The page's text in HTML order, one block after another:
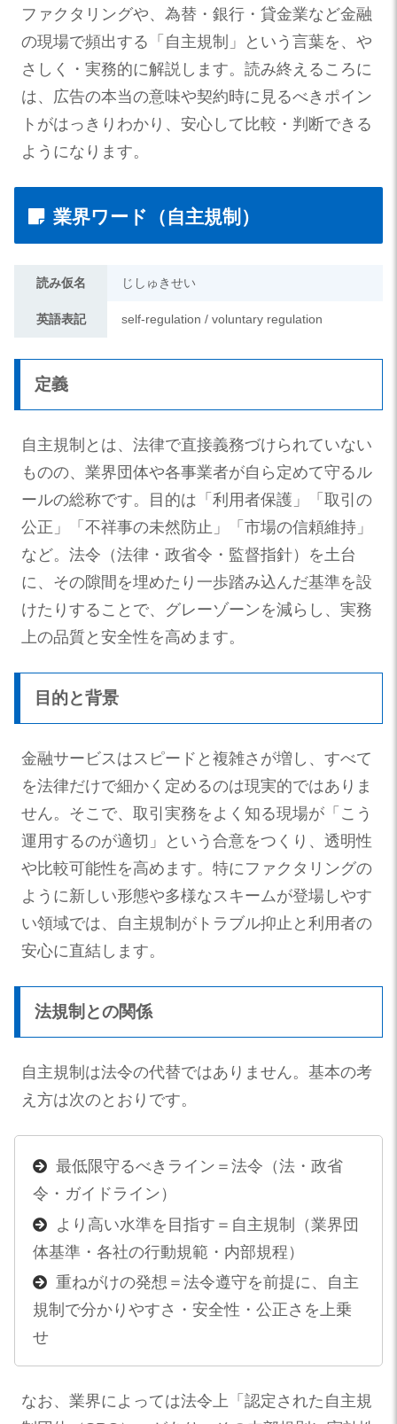
ファクタリングや、為替・銀行・貸金業など金融
の現場で頻出する「自主規制」という言葉を、や
さしく・実務的に解説します。読み終えるころに
は、広告の本当の意味や契約時に見るべきポイン
トがはっきりわかり、安心して比較・判断できる
ようになります。
業界ワード（自主規制）
読み仮名 じしゅきせい
英語表記 self-regulation / voluntary regulation
定義
自主規制とは、法律で直接義務づけられていない
ものの、業界団体や各事業者が自ら定めて守るル
ールの総称です。目的は「利用者保護」「取引の
公正」「不祥事の未然防止」「市場の信頼維持」
など。法令（法律・政省令・監督指針）を土台
に、その隙間を埋めたり一歩踏み込んだ基準を設
けたりすることで、グレーゾーンを減らし、実務
上の品質と安全性を高めます。
目的と背景
金融サービスはスピードと複雑さが増し、すべて
を法律だけで細かく定めるのは現実的ではありま
せん。そこで、取引実務をよく知る現場が「こう
運用するのが適切」という合意をつくり、透明性
や比較可能性を高めます。特にファクタリングの
ように新しい形態や多様なスキームが登場しやす
い領域では、自主規制がトラブル抑止と利用者の
安心に直結します。
法規制との関係
自主規制は法令の代替ではありません。基本の考
え方は次のとおりです。
最低限守るべきライン＝法令（法・政省
令・ガイドライン）
より高い水準を目指す＝自主規制（業界団
体基準・各社の行動規範・内部規程）
重ねがけの発想＝法令遵守を前提に、自主
規制で分かりやすさ・安全性・公正さを上乗
せ
なお、業界によっては法令上「認定された自主規